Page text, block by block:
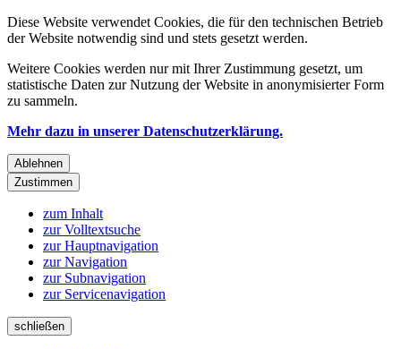
Diese Website verwendet Cookies, die für den technischen Betrieb
der Website notwendig sind und stets gesetzt werden.
Weitere Cookies werden nur mit Ihrer Zustimmung gesetzt, um
statistische Daten zur Nutzung der Website in anonymisierter Form
zu sammeln.
Mehr dazu in unserer Datenschutzerklärung.
Ablehnen
Zustimmen
zum Inhalt
zur Volltextsuche
zur Hauptnavigation
zur Navigation
zur Subnavigation
zur Servicenavigation
schließen